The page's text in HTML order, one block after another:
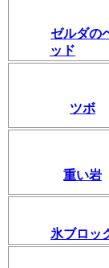
ゼルダの
ッド
ツボ
重い岩
氷ブロッ